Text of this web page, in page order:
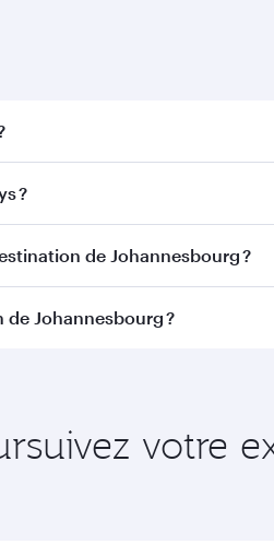
les vols depuis notre
?
Nous desservons plus
de Johannesbourg ?
compagnie aérienne opérant
Johannesbourg ?
votre